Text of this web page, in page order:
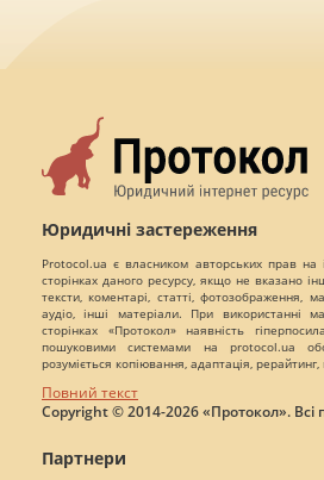
Юридичні застереження
Protocol.ua є власником авторських прав
сторінках даного ресурсу, якщо не вказано
тексти, коментарі, статті, фотозображення,
аудіо, інші матеріали. При використанні
сторінках «Протокол» наявність
пошуковими системами на protocol.ua
розуміється копіювання, адаптація,
Повний текст
Copyright © 2014-2026 «Протокол». Всі
Партнери